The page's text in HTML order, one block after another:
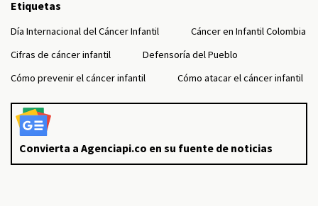
Etiquetas
Día Internacional del Cáncer Infantil
Cáncer en Infantil Colombia
Cifras de cáncer infantil
Defensoría del Pueblo
Cómo prevenir el cáncer infantil
Cómo atacar el cáncer infantil
Convierta a Agenciapi.co en su fuente de noticias